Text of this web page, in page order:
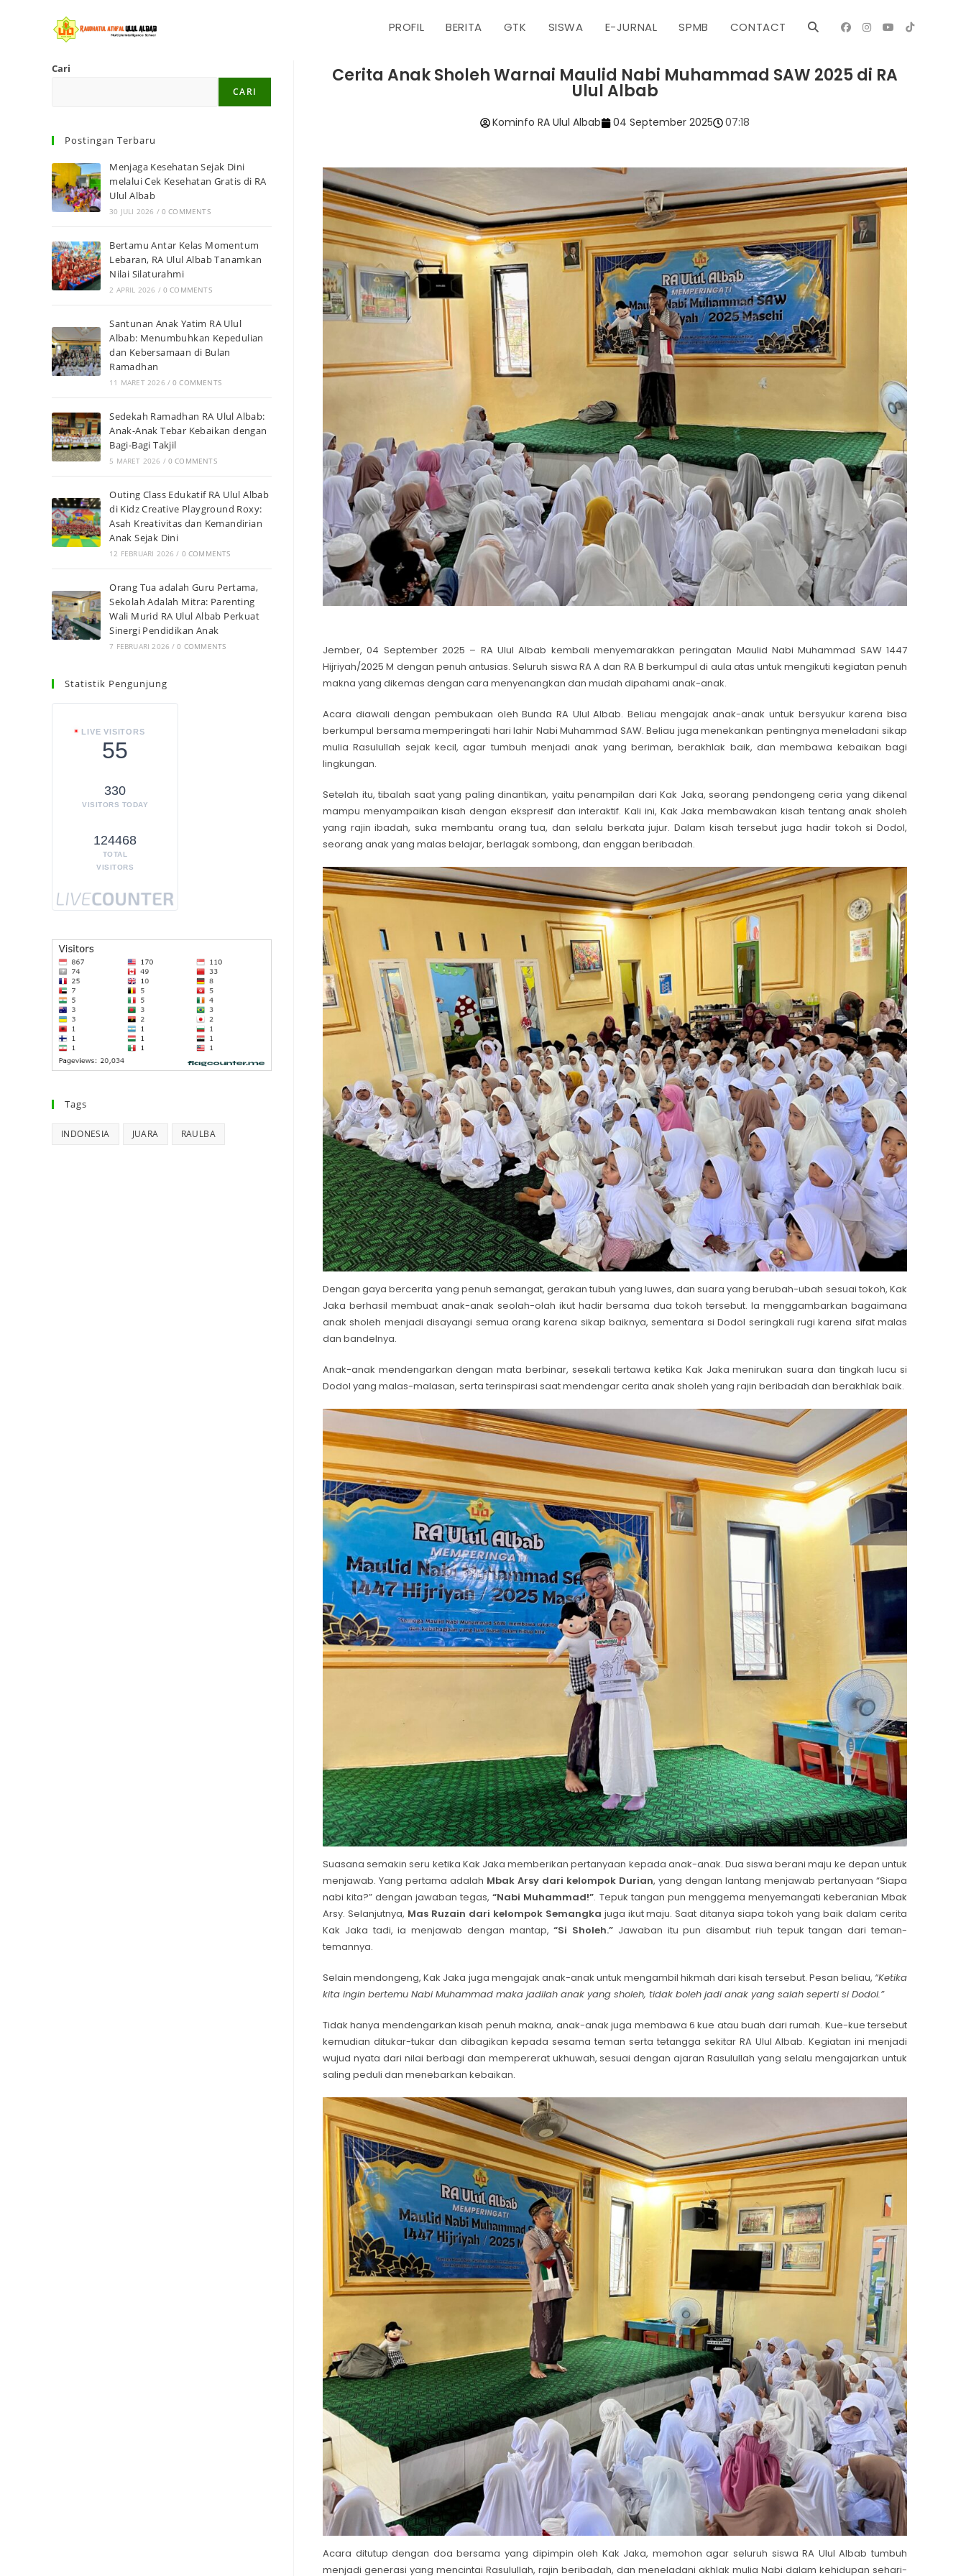
PROFIL BERITA GTK SISWA E-JURNAL SPMB CONTACT
Cerita Anak Sholeh Warnai Maulid Nabi Muhammad SAW 2025 di RA
Ulul Albab
Kominfo RA Ulul Albab 04 September 2025 07:18
Jember, 04 September 2025 – RA Ulul Albab kembali menyemarakkan peringatan Maulid Nabi Muhammad SAW 1447
Hijriyah/2025 M dengan penuh antusias. Seluruh siswa RA A dan RA B berkumpul di aula atas untuk mengikuti kegiatan penuh
makna yang dikemas dengan cara menyenangkan dan mudah dipahami anak-anak.
Acara diawali dengan pembukaan oleh Bunda RA Ulul Albab. Beliau mengajak anak-anak untuk bersyukur karena bisa
berkumpul bersama memperingati hari lahir Nabi Muhammad SAW. Beliau juga menekankan pentingnya meneladani sikap
mulia Rasulullah sejak kecil, agar tumbuh menjadi anak yang beriman, berakhlak baik, dan membawa kebaikan bagi
lingkungan.
Setelah itu, tibalah saat yang paling dinantikan, yaitu penampilan dari Kak Jaka, seorang pendongeng ceria yang dikenal
mampu menyampaikan kisah dengan ekspresif dan interaktif. Kali ini, Kak Jaka membawakan kisah tentang anak sholeh
yang rajin ibadah, suka membantu orang tua, dan selalu berkata jujur. Dalam kisah tersebut juga hadir tokoh si Dodol,
seorang anak yang malas belajar, berlagak sombong, dan enggan beribadah.
Dengan gaya bercerita yang penuh semangat, gerakan tubuh yang luwes, dan suara yang berubah-ubah sesuai tokoh, Kak
Jaka berhasil membuat anak-anak seolah-olah ikut hadir bersama dua tokoh tersebut. Ia menggambarkan bagaimana
anak sholeh menjadi disayangi semua orang karena sikap baiknya, sementara si Dodol seringkali rugi karena sifat malas
dan bandelnya.
Anak-anak mendengarkan dengan mata berbinar, sesekali tertawa ketika Kak Jaka menirukan suara dan tingkah lucu si
Dodol yang malas-malasan, serta terinspirasi saat mendengar cerita anak sholeh yang rajin beribadah dan berakhlak baik.
Suasana semakin seru ketika Kak Jaka memberikan pertanyaan kepada anak-anak. Dua siswa berani maju ke depan untuk
menjawab. Yang pertama adalah Mbak Arsy dari kelompok Durian, yang dengan lantang menjawab pertanyaan “Siapa
nabi kita?” dengan jawaban tegas,“Nabi Muhammad!”. Tepuk tangan pun menggema menyemangati keberanian Mbak
Arsy. Selanjutnya, Mas Ruzain dari kelompok Semangka juga ikut maju. Saat ditanya siapa tokoh yang baik dalam cerita
Kak Jaka tadi, ia menjawab dengan mantap,“Si Sholeh.” Jawaban itu pun disambut riuh tepuk tangan dari teman-
temannya.
Selain mendongeng, Kak Jaka juga mengajak anak-anak untuk mengambil hikmah dari kisah tersebut. Pesan beliau, “Ketika
kita ingin bertemu Nabi Muhammad maka jadilah anak yang sholeh, tidak boleh jadi anak yang salah seperti si Dodol.”
Tidak hanya mendengarkan kisah penuh makna, anak-anak juga membawa 6 kue atau buah dari rumah. Kue-kue tersebut
kemudian ditukar-tukar dan dibagikan kepada sesama teman serta tetangga sekitar RA Ulul Albab. Kegiatan ini menjadi
wujud nyata dari nilai berbagi dan mempererat ukhuwah, sesuai dengan ajaran Rasulullah yang selalu mengajarkan untuk
saling peduli dan menebarkan kebaikan.
Acara ditutup dengan doa bersama yang dipimpin oleh Kak Jaka, memohon agar seluruh siswa RA Ulul Albab tumbuh
menjadi generasi yang mencintai Rasulullah, rajin beribadah, dan meneladani akhlak mulia Nabi dalam kehidupan sehari-
Cari
CARI
Postingan Terbaru
Menjaga Kesehatan Sejak Dini
melalui Cek Kesehatan Gratis di RA
Ulul Albab
30 JULI 2026 / 0 COMMENTS
Bertamu Antar Kelas Momentum
Lebaran, RA Ulul Albab Tanamkan
Nilai Silaturahmi
2 APRIL 2026 / 0 COMMENTS
Santunan Anak Yatim RA Ulul
Albab: Menumbuhkan Kepedulian
dan Kebersamaan di Bulan
Ramadhan
11 MARET 2026 / 0 COMMENTS
Sedekah Ramadhan RA Ulul Albab:
Anak-Anak Tebar Kebaikan dengan
Bagi-Bagi Takjil
5 MARET 2026 / 0 COMMENTS
Outing Class Edukatif RA Ulul Albab
di Kidz Creative Playground Roxy:
Asah Kreativitas dan Kemandirian
Anak Sejak Dini
12 FEBRUARI 2026 / 0 COMMENTS
Orang Tua adalah Guru Pertama,
Sekolah Adalah Mitra: Parenting
Wali Murid RA Ulul Albab Perkuat
Sinergi Pendidikan Anak
7 FEBRUARI 2026 / 0 COMMENTS
Statistik Pengunjung
LIVE VISITORS
55
330
VISITORS TODAY
124468
TOTAL
VISITORS
Tags
INDONESIA JUARA RAULBA